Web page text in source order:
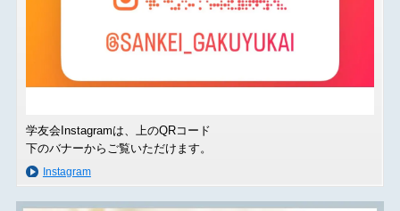
学友会Instagramは、上のQRコード
下のバナーからご覧いただけます。
Instagram